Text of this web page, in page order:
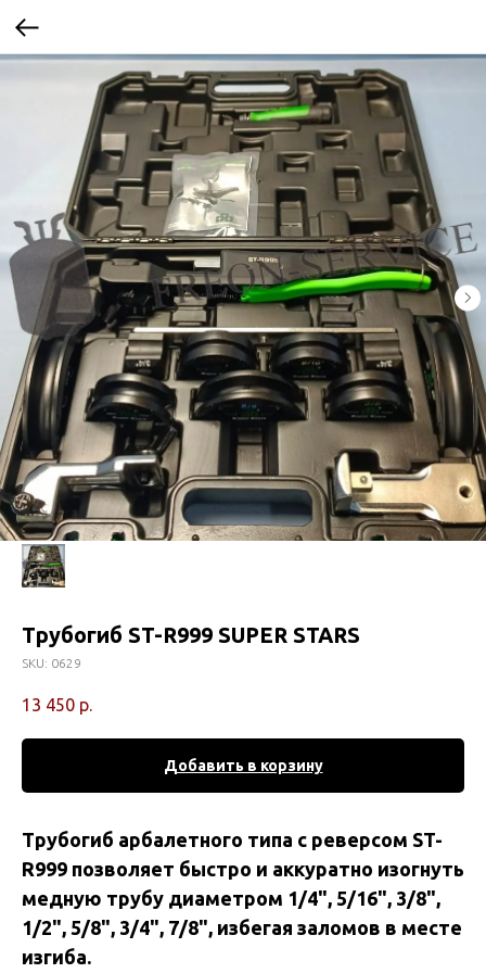
Трубогиб ST-R999 SUPER STARS
SKU: 0629
13 450 р.
Добавить в корзину
Трубогиб арбалетного типа с реверсом ST-
R999 позволяет быстро и аккуратно изогнуть
медную трубу диаметром 1/4", 5/16", 3/8",
1/2", 5/8", 3/4", 7/8", избегая заломов в месте
изгиба.